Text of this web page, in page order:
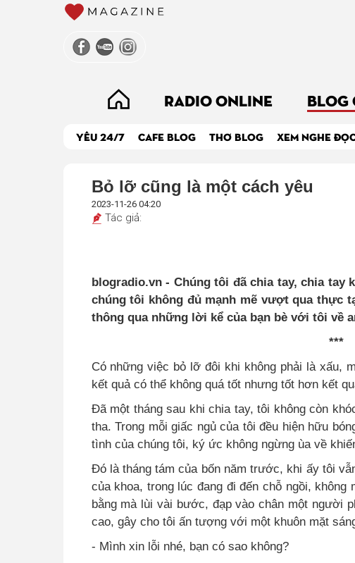
RADIO ONLINE BLOG
YÊU 24/7 CAFE BLOG THƠ BLOG XEM NGHE
Bỏ lỡ cũng là một cách yêu
2023-11-26 04:20
Tác giả:
blogradio.vn - Chúng tôi đã chia tay, chia tay
chúng tôi không đủ mạnh mẽ vượt qua thực
thông qua những lời kể của bạn bè với tôi về
***
Có những việc bỏ lỡ đôi khi không phải là xấu,
kết quả có thể không quá tốt nhưng tốt hơn kết
Đã một tháng sau khi chia tay, tôi không còn
tha. Trong mỗi giấc ngủ của tôi đều hiện hữu
tình của chúng tôi, ký ức không ngừng ùa về
Đó là tháng tám của bốn năm trước, khi ấy tôi
của khoa, trong lúc đang đi đến chỗ ngồi,
bằng mà lùi vài bước, đạp vào chân một người
cao, gây cho tôi ấn tượng với một khuôn mặt
- Mình xin lỗi nhé, bạn có sao không?